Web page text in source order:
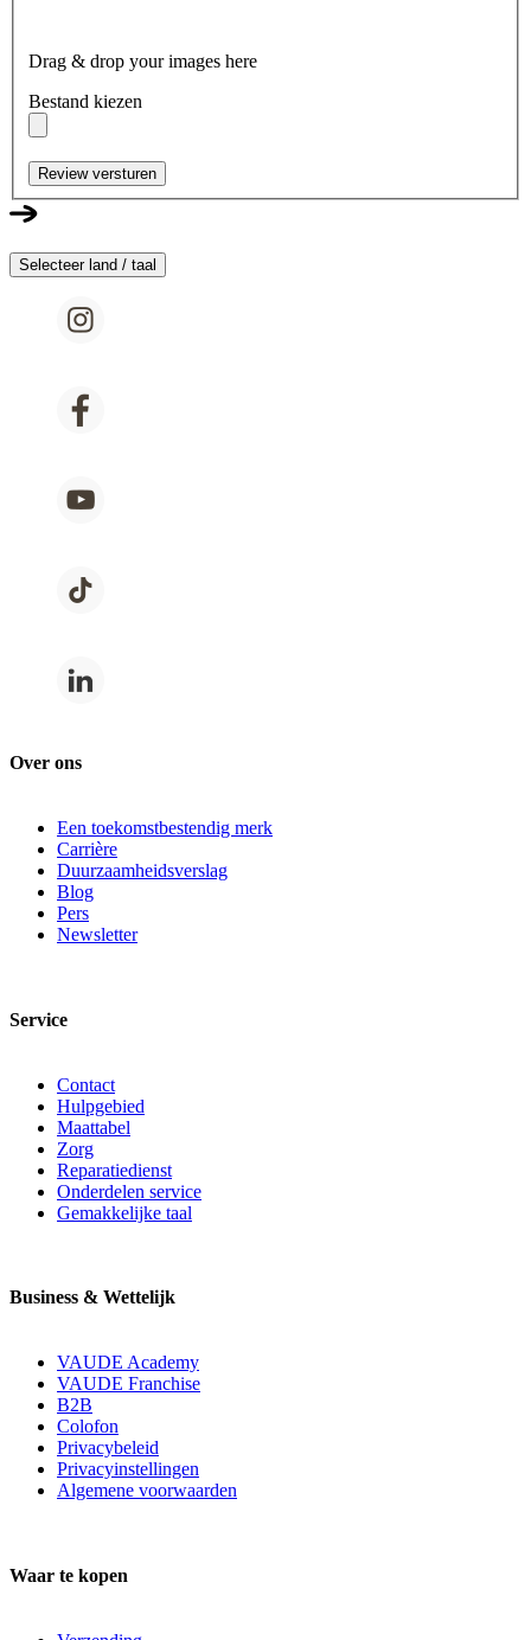
Drag & drop your images here
Bestand kiezen
Review versturen
Selecteer land / taal
Over ons
Een toekomstbestendig merk
Carrière
Duurzaamheidsverslag
Blog
Pers
Newsletter
Service
Contact
Hulpgebied
Maattabel
Zorg
Reparatiedienst
Onderdelen service
Gemakkelijke taal
Business & Wettelijk
VAUDE Academy
VAUDE Franchise
B2B
Colofon
Privacybeleid
Privacyinstellingen
Algemene voorwaarden
Waar te kopen